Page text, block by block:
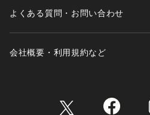
よくある質問・お問い合わせ
会社概要・利用規約など